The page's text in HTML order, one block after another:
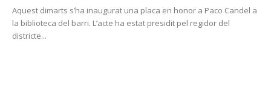
Aquest dimarts s’ha inaugurat una placa en honor a Paco Candel a
la biblioteca del barri. L’acte ha estat presidit pel regidor del
districte...